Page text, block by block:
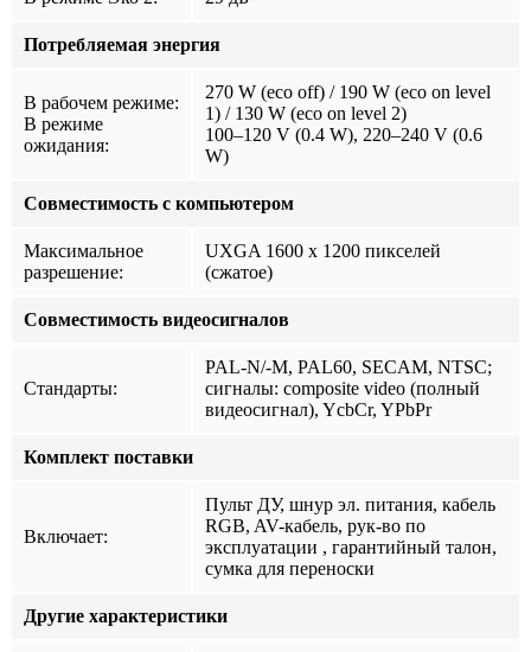
Потребляемая энергия
В рабочем режиме:
В режиме
ожидания:
270 W (eco off) / 190 W (eco on level
1) / 130 W (eco on level 2)
100–120 V (0.4 W), 220–240 V (0.6
W)
Совместимость с компьютером
Максимальное
разрешение:
UXGA 1600 x 1200 пикселей
(сжатое)
Совместимость видеосигналов
Стандарты:
PAL-N/-M, PAL60, SECAM, NTSC;
сигналы: composite video (полный
видеосигнал), YcbCr, YPbPr
Комплект поставки
Включает:
Пульт ДУ, шнур эл. питания, кабель
RGB, AV-кабель, рук-во по
эксплуатации , гарантийный талон,
сумка для переноски
Другие характеристики